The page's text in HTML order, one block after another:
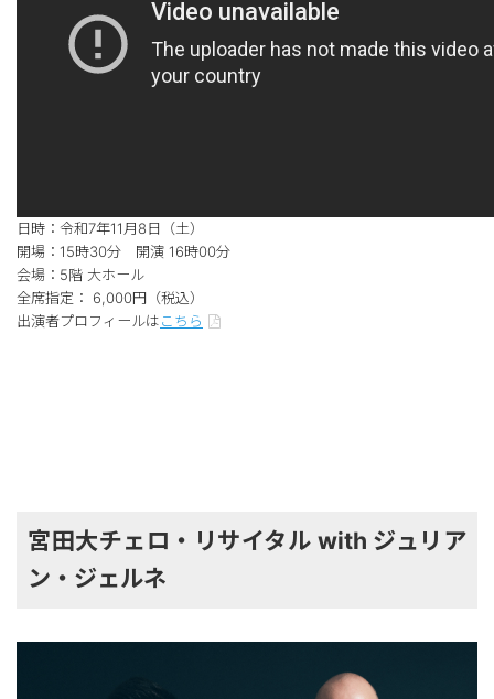
日時：令和7年11月8日（土）
開場：15時30分 開演 16時00分
会場：5階 大ホール
全席指定： 6,000円（税込）
出演者プロフィールはこちら
宮田大チェロ・リサイタル with ジュリア
ン・ジェルネ